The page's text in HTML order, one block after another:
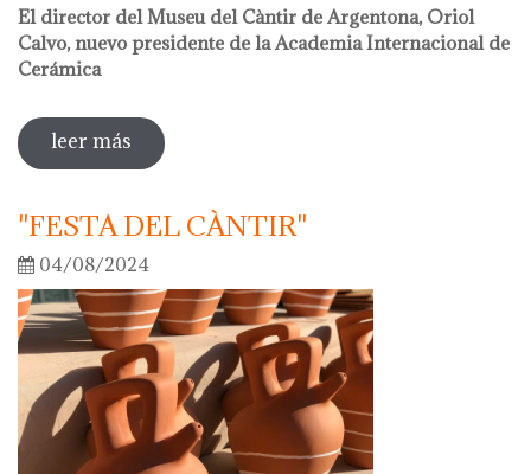
El director del Museu del Càntir de Argentona, Oriol
Calvo, nuevo presidente de la Academia Internacional de
Cerámica
leer más sobre oriol calvo nuevo presidente de la
academia internacional de cerámica
"FESTA DEL CÀNTIR"
04/08/2024